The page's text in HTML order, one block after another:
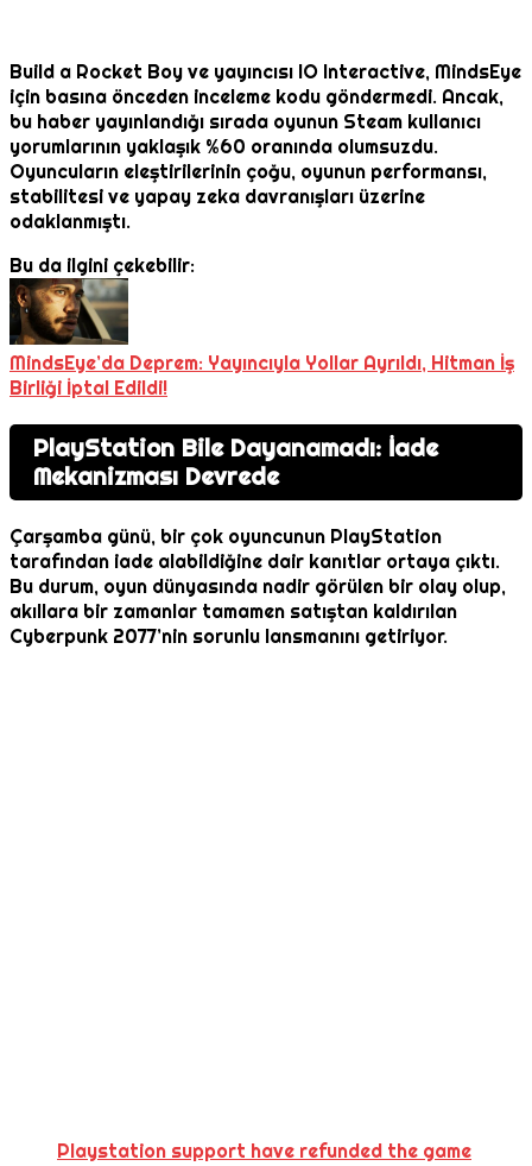
Build a Rocket Boy ve yayıncısı IO Interactive, MindsEye
için basına önceden inceleme kodu göndermedi. Ancak,
bu haber yayınlandığı sırada oyunun Steam kullanıcı
yorumlarının yaklaşık %60 oranında olumsuzdu.
Oyuncuların eleştirilerinin çoğu, oyunun performansı,
stabilitesi ve yapay zeka davranışları üzerine
odaklanmıştı.
Bu da ilgini çekebilir:
MindsEye’da Deprem: Yayıncıyla Yollar Ayrıldı, Hitman İş
Birliği İptal Edildi!
PlayStation Bile Dayanamadı: İade
Mekanizması Devrede
Çarşamba günü, bir çok oyuncunun PlayStation
tarafından iade alabildiğine dair kanıtlar ortaya çıktı.
Bu durum, oyun dünyasında nadir görülen bir olay olup,
akıllara bir zamanlar tamamen satıştan kaldırılan
Cyberpunk 2077’nin sorunlu lansmanını getiriyor.
Playstation support have refunded the game